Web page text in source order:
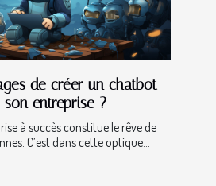
de créer un chatbot
entreprise ?
à succès constitue le rêve de
C’est dans cette optique...